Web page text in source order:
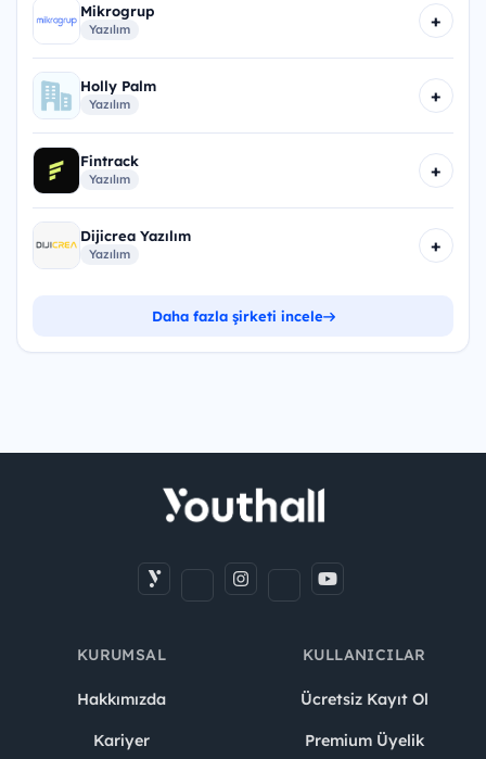
Mikrogrup
Yazılım +
Holly Palm
Yazılım +
Fintrack
Yazılım +
Dijicrea Yazılım
Yazılım +
Daha fazla şirketi incele
KURUMSAL
Hakkımızda
Kariyer
KULLANICILAR
Ücretsiz Kayıt Ol
Premium Üyelik